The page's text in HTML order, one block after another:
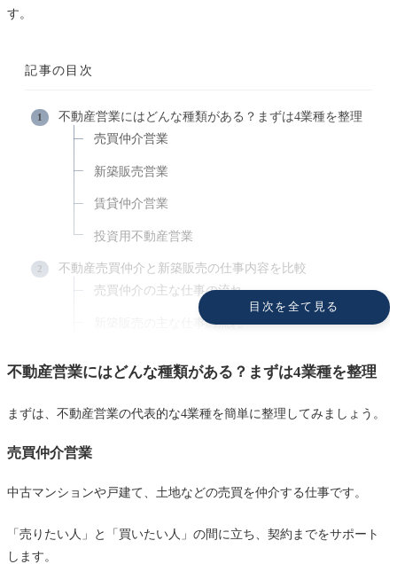
す。
記事の目次
目次を全て見る
不動産営業にはどんな種類がある？まずは4業種を整理
売買仲介営業
新築販売営業
賃貸仲介営業
投資用不動産営業
不動産売買仲介と新築販売の仕事内容を比較
売買仲介の主な仕事の流れ
新築販売の主な仕事の流れ
売買仲介営業の1日
る？
い」
不動産営業にはどんな種類がある？まずは4業種を整理
まずは、不動産営業の代表的な4業種を簡単に整理してみましょう。
売買仲介営業
中古マンションや戸建て、土地などの売買を仲介する仕事です。
「売りたい人」と「買いたい人」の間に立ち、契約までをサポート
します。